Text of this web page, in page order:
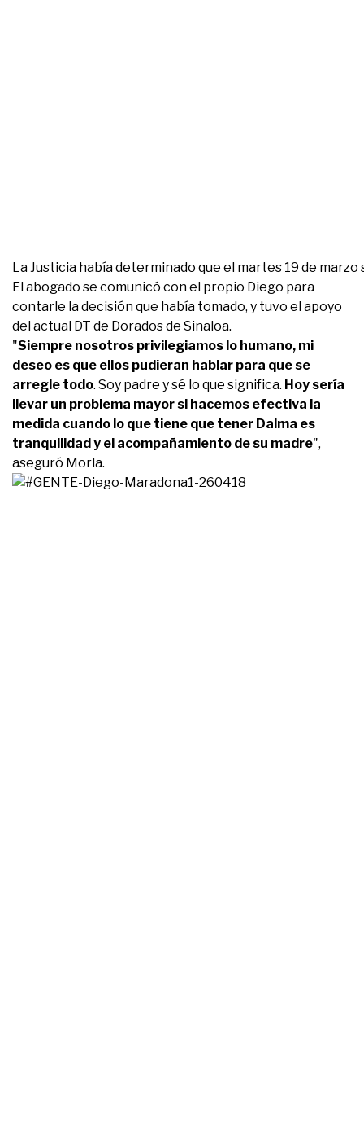
La Justicia había determinado que el martes 19 de
El abogado se comunicó con el propio Diego para
contarle la decisión que había tomado, y tuvo el apoyo
del actual DT de Dorados de Sinaloa.
"Siempre nosotros privilegiamos lo humano, mi
deseo es que ellos pudieran hablar para que se
arregle todo. Soy padre y sé lo que significa. Hoy sería
llevar un problema mayor si hacemos efectiva la
medida cuando lo que tiene que tener Dalma es
tranquilidad y el acompañamiento de su madre",
aseguró Morla.